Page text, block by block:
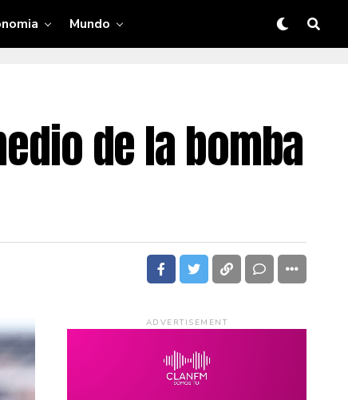
Mundo
de la bomba
ADVERTISEMENT